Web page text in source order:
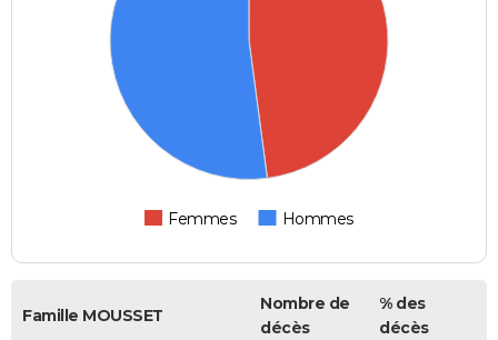
Femmes Hommes
Famille MOUSSET
Nombre de
décès
% des
décès